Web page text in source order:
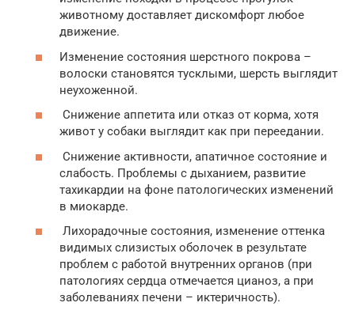
животному доставляет дискомфорт любое
движение.
Изменение состояния шерстного покрова –
волоски становятся тусклыми, шерсть выглядит
неухоженной.
Снижение аппетита или отказ от корма, хотя
живот у собаки выглядит как при переедании.
Снижение активности, апатичное состояние и
слабость. Проблемы с дыханием, развитие
тахикардии на фоне патологических изменений
в миокарде.
Лихорадочные состояния, изменение оттенка
видимых слизистых оболочек в результате
проблем с работой внутренних органов (при
патологиях сердца отмечается цианоз, а при
заболеваниях печени – иктеричность).